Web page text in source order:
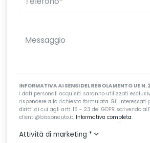
INFORMATIVA AI SENSI DEL REGOLAMENTO UE
I dati personali acquisiti saranno utilizzati
rispondere alla richiesta formulata. Gli Interessati
diritti di cui agli artt. 15 - 23 del GDPR scrivendo
clienti@bissonauto.it. Informativa completa.
Attività di marketing *